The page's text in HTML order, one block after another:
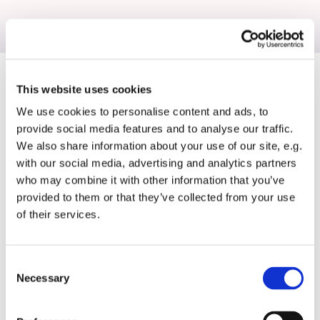
This website uses cookies
We use cookies to personalise content and ads, to
provide social media features and to analyse our traffic.
We also share information about your use of our site, e.g.
with our social media, advertising and analytics partners
who may combine it with other information that you’ve
provided to them or that they’ve collected from your use
of their services.
Selection
Necessary
Övriga tjänster
Vi går gärna hela vägen och gör även
inredning så som konst, textilier, belysning
och möbler till rum och miljöer som vi
målat.
oss
Har du några
frågor eller vill
boka oss för ett
jobb? Välkommen
så återkopplar vi
så snart vi kan.